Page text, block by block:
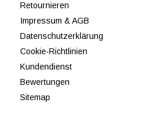
Retournieren
Impressum & AGB
Datenschutzerklärung
Cookie-Richtlinien
Kundendienst
Bewertungen
Sitemap